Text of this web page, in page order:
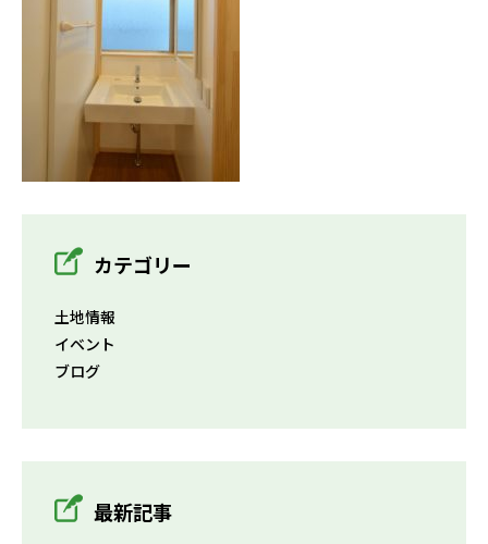
カテゴリー
土地情報
イベント
ブログ
最新記事